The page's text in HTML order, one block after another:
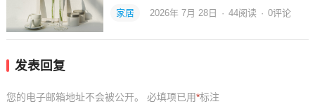
家居 2026年 7月 28日 · 44阅读 · 0评论
发表回复
您的电子邮箱地址不会被公开。 必填项已用*标注